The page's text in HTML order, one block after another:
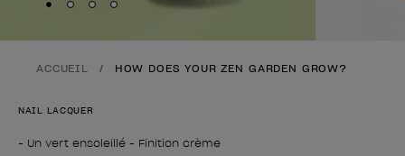
Skip to slide
Skip to slide2
Skip to slide3
Skip to slide4
ACCUEIL HOW DOES YOUR ZEN GARDEN GROW?
NAIL LACQUER
- Un vert ensoleillé - Finition crème